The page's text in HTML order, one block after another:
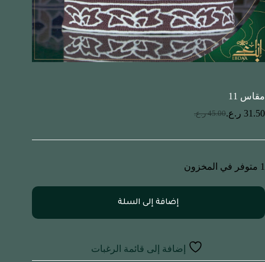
مقاس 11
45.00 ر.ع. 31.50 ر.ع.
1 متوفر في المخزون
إضافة إلى السلة
إضافة إلى قائمة الرغبات